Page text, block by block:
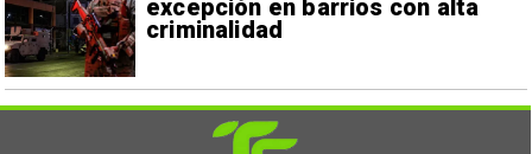
excepción en barrios con alta
criminalidad